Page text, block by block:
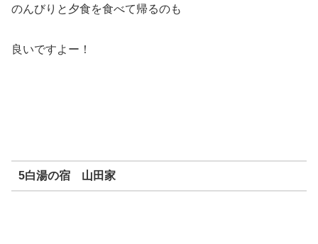
のんびりと夕食を食べて帰るのも
良いですよー！
5白湯の宿 山田家